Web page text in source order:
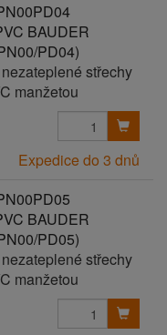
BAUDER
PD04)
střechy
manžetou
Expedice do 3 dnů
BAUDER
PD05)
střechy
manžetou